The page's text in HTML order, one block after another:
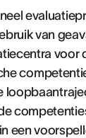
van
voor
een